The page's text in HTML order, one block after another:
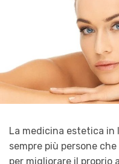
La medicina estetica in
sempre più persone
per migliorare il proprio